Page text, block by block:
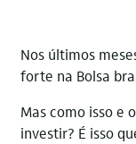
Nos últimos
forte na Bolsa
Mas como isso e
investir? É isso